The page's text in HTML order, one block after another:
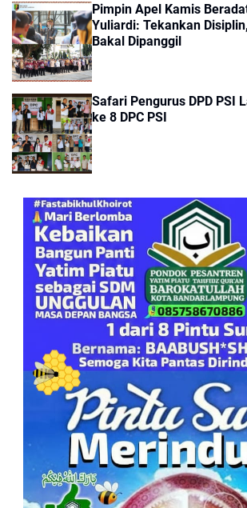
Pimpin Apel Kamis
Yuliardi: Tekankan
Bakal Dipanggil
Safari Pengurus DPD PSI
ke 8 DPC PSI